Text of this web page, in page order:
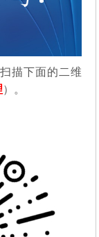
描下面的二维
）。